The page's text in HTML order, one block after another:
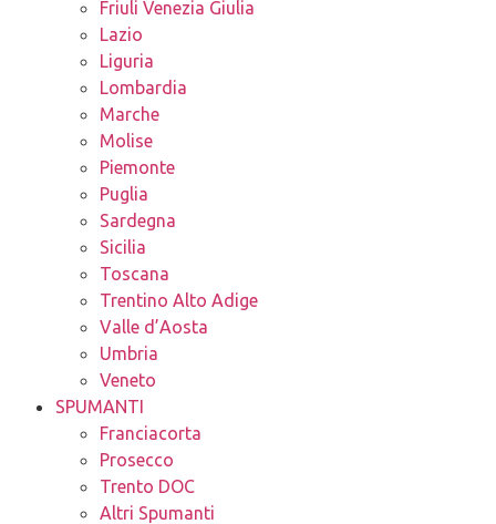
Friuli Venezia Giulia
Lazio
Liguria
Lombardia
Marche
Molise
Piemonte
Puglia
Sardegna
Sicilia
Toscana
Trentino Alto Adige
Valle d’Aosta
Umbria
Veneto
SPUMANTI
Franciacorta
Prosecco
Trento DOC
Altri Spumanti